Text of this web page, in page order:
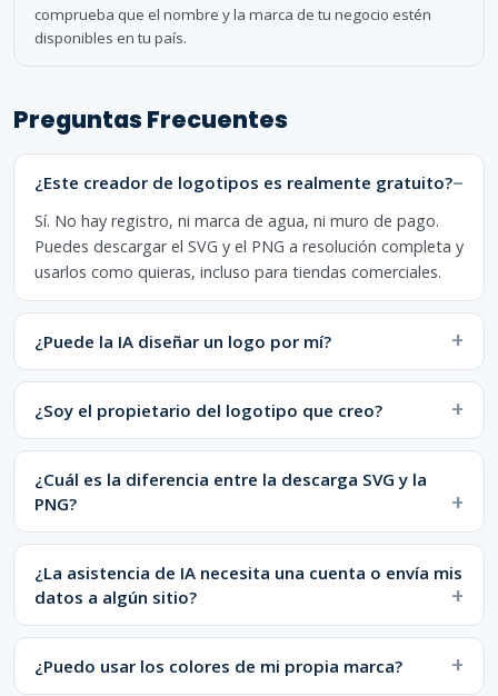
comprueba que el nombre y la marca de tu negocio estén
disponibles en tu país.
Preguntas Frecuentes
¿Este creador de logotipos es realmente gratuito?
Sí. No hay registro, ni marca de agua, ni muro de pago.
Puedes descargar el SVG y el PNG a resolución completa y
usarlos como quieras, incluso para tiendas comerciales.
¿Puede la IA diseñar un logo por mí?
¿Soy el propietario del logotipo que creo?
¿Cuál es la diferencia entre la descarga SVG y la
PNG?
¿La asistencia de IA necesita una cuenta o envía mis
datos a algún sitio?
¿Puedo usar los colores de mi propia marca?